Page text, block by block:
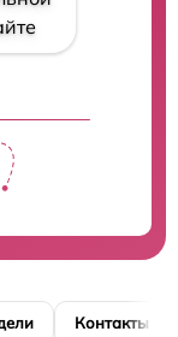
Контакты